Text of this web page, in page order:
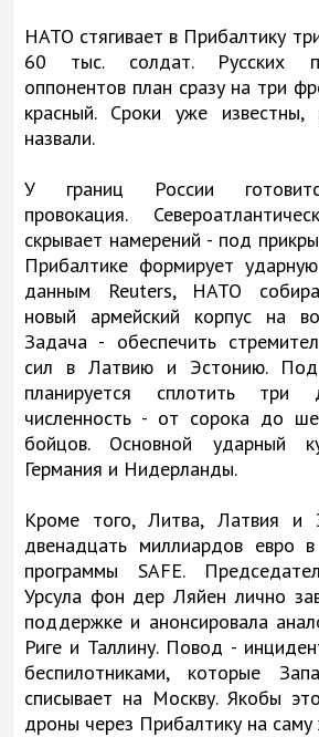
НАТО стягивает в Прибалтику
60 тыс. солдат. Русских
оппонентов план сразу на три
красный. Сроки уже
назвали.
У границ России
провокация.
скрывает намерений - под
Прибалтике формирует
данным Reuters, НАТО
новый армейский корпус на
Задача - обеспечить
сил в Латвию и Эстонию. Под
планируется сплотить три
численность - от сорока до
бойцов. Основной ударный
Германия и Нидерланды.
Кроме того, Литва, Латвия и
двенадцать миллиардов евро
программы SAFE.
Урсула фон дер Ляйен лично
поддержке и анонсировала
Риге и Таллину. Повод -
беспилотниками, которые
списывает на Москву. Якобы
дроны через Прибалтику на саму